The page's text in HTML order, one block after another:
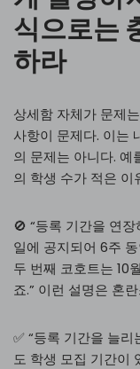
식으로는
하라
상세함 자체가 문제
사항이 문제다. 이는
의 문제는 아니다. 예
의 학생 수가 적은 이
🚫 “등록 기간을 연
일에 공지되어 6주
두 번째 코호트는 10
죠.” 이런 설명은 혼
✅ “등록 기간을 늘
도 학생 모집 기간이